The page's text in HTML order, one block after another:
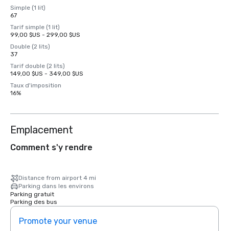
Simple (1 lit)
67
Tarif simple (1 lit)
99,00 $US - 299,00 $US
Double (2 lits)
37
Tarif double (2 lits)
149,00 $US - 349,00 $US
Taux d'imposition
16%
Emplacement
Comment s'y rendre
Distance from airport 4 mi
Parking dans les environs
Parking gratuit
Parking des bus
Promote your venue